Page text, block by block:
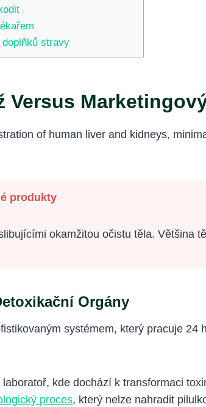
stravy
Versus
produkty
okamžitou očistu těla. Většina
Orgány
systémem, který pracuje 24
kde dochází k transformaci
proces, který nelze nahradit